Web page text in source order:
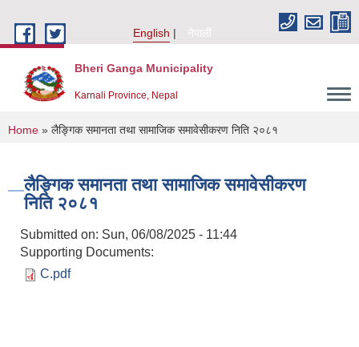
English
नेपाली
Bheri Ganga Municipality
Karnali Province, Nepal
You are here
Home » लैङ्गिक समानता तथा सामाजिक समावेसीकरण निति २०८१
लैङ्गिक समानता तथा सामाजिक समावेसीकरण
निति २०८१
Submitted on: Sun, 06/08/2025 - 11:44
Supporting Documents:
C.pdf